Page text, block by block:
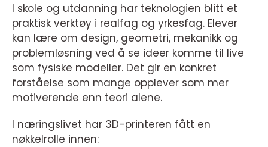
I skole og utdanning har teknologien blitt et
praktisk verktøy i realfag og yrkesfag. Elever
kan lære om design, geometri, mekanikk og
problemløsning ved å se ideer komme til live
som fysiske modeller. Det gir en konkret
forståelse som mange opplever som mer
motiverende enn teori alene.
I næringslivet har 3D-printeren fått en
nøkkelrolle innen: